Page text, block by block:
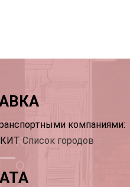
компаниями:
КИТ Список городов